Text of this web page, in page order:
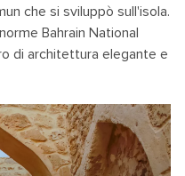
che si sviluppò sull'isola.
Bahrain National
di architettura elegante e